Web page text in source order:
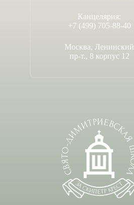
Канцелярия:
+7 (499) 705-88-40
Москва, Ленинский
пр-т., 8 корпус 12